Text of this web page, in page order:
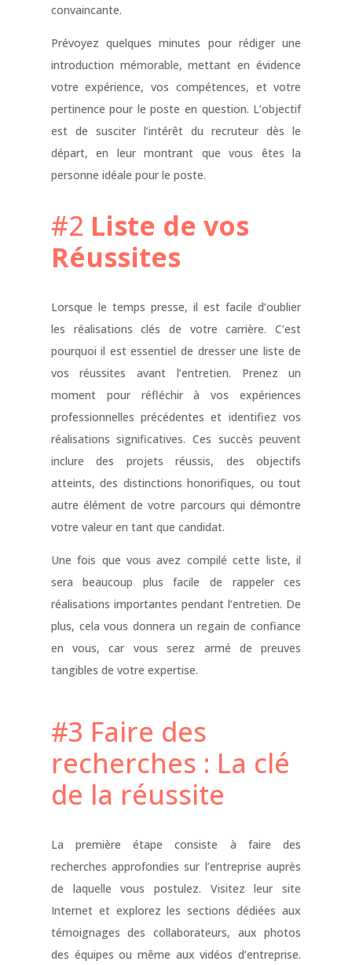
convaincante.
Prévoyez quelques minutes pour rédiger une
introduction mémorable, mettant en évidence
votre expérience, vos compétences, et votre
pertinence pour le poste en question. L’objectif
est de susciter l’intérêt du recruteur dès le
départ, en leur montrant que vous êtes la
personne idéale pour le poste.
#2 Liste de vos
Réussites
Lorsque le temps presse, il est facile d’oublier
les réalisations clés de votre carrière. C’est
pourquoi il est essentiel de dresser une liste de
vos réussites avant l’entretien. Prenez un
moment pour réfléchir à vos expériences
professionnelles précédentes et identifiez vos
réalisations significatives. Ces succès peuvent
inclure des projets réussis, des objectifs
atteints, des distinctions honorifiques, ou tout
autre élément de votre parcours qui démontre
votre valeur en tant que candidat.
Une fois que vous avez compilé cette liste, il
sera beaucoup plus facile de rappeler ces
réalisations importantes pendant l’entretien. De
plus, cela vous donnera un regain de confiance
en vous, car vous serez armé de preuves
tangibles de votre expertise.
#3 Faire des
recherches : La clé
de la réussite
La première étape consiste à faire des
recherches approfondies sur l’entreprise auprès
de laquelle vous postulez. Visitez leur site
Internet et explorez les sections dédiées aux
témoignages des collaborateurs, aux photos
des équipes ou même aux vidéos d’entreprise.